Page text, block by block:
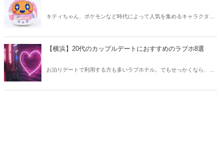
キティちゃん、ポケモンなど時代によって人気を集めるキャラクター
クしてみましょう。
【横浜】20代のカップルデートにおすすめのラブホ8選
お泊りデートで利用する方も多いラブホテル。でもせっかくなら、キ